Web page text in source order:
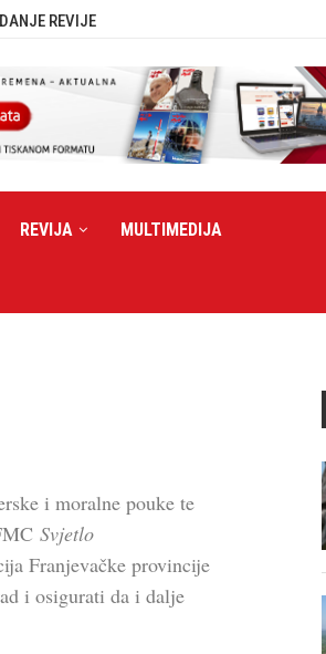
REVIJE
REVIJA MULTIMEDIJA
i moralne pouke te
Svjetlo
Franjevačke provincije
i osigurati da i dalje